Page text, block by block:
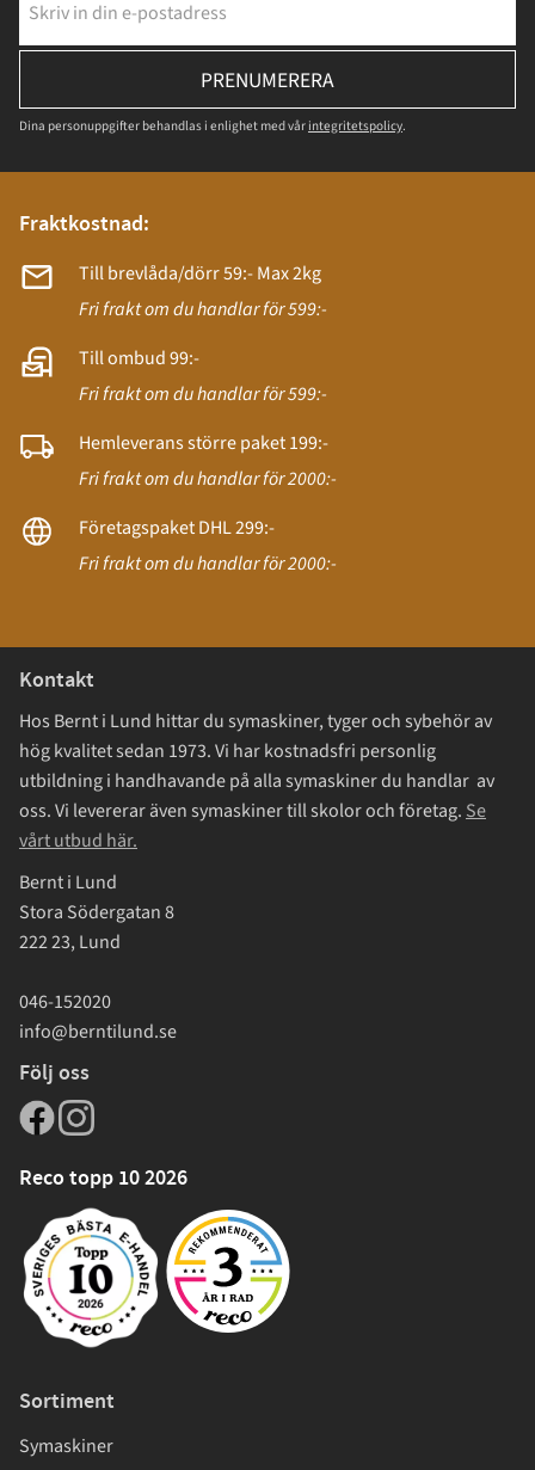
PRENUMERERA
Dina personuppgifter behandlas i enlighet med vår integritetspolicy.
Fraktkostnad:
Till brevlåda/dörr 59:- Max 2kg
Fri frakt om du handlar för 599:-
Till ombud 99:-
Fri frakt om du handlar för 599:-
Hemleverans större paket 199:-
Fri frakt om du handlar för 2000:-
Företagspaket DHL 299:-
Fri frakt om du handlar för 2000:-
Kontakt
Hos Bernt i Lund hittar du symaskiner, tyger och sybehör av
hög kvalitet sedan 1973. Vi har kostnadsfri personlig
utbildning i handhavande på alla symaskiner du handlar av
oss. Vi levererar även symaskiner till skolor och företag. Se
vårt utbud här.
Bernt i Lund
Stora Södergatan 8
222 23, Lund
046-152020
info@berntilund.se
Följ oss
Reco topp 10 2026
Sortiment
Symaskiner